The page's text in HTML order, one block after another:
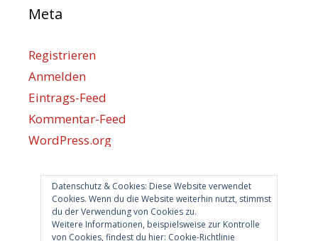
Datenschutz & Cookies: Diese Website verwendet
Cookies. Wenn du die Website weiterhin nutzt, stimmst
du der Verwendung von Cookies zu.
Weitere Informationen, beispielsweise zur Kontrolle
von Cookies, findest du hier: Cookie-Richtlinie
Meta
Registrieren
Anmelden
Eintrags-Feed
Kommentar-Feed
WordPress.org
Berlin hilft
info@berlin-hilft.com